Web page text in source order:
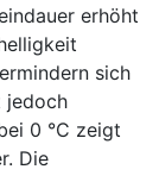
erhöht
sich
jedoch
0 °C zeigt
Die